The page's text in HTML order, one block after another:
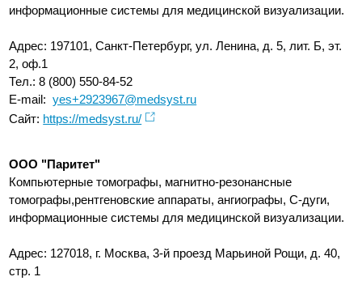
информационные системы для медицинской визуализации.
Адрес: 197101, Санкт-Петербург, ул. Ленина, д. 5, лит. Б, эт.
2, оф.1
Тел.: 8 (800) 550-84-52
E-mail:yes+2923967@medsyst.ru
Сайт: https://medsyst.ru/
ООО "Паритет"
Компьютерные томографы, магнитно-резонансные
томографы,рентгеновские аппараты, ангиографы, С-дуги,
информационные системы для медицинской визуализации.
Адрес: 127018, г. Москва, 3-й проезд Марьиной Рощи, д. 40,
стр. 1